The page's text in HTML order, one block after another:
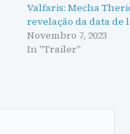
Valfaris: Mecha
revelação da data de
Novembro 7, 2023
In "Trailer"